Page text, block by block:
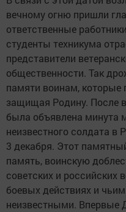
вечному огню пришли
ответственные
студенты техникума
представители
общественности. Так
памяти воинам, которые
защищая Родину. После
была объявлена минута
неизвестного солдата в
3 декабря. Этот
память, воинскую
советских и российских
боевых действиях и
неизвестными. Впервые